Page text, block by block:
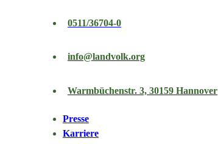
0511/36704-0
info@landvolk.org
Warmbüchenstr. 3, 30159 Hannover
Presse
Karriere